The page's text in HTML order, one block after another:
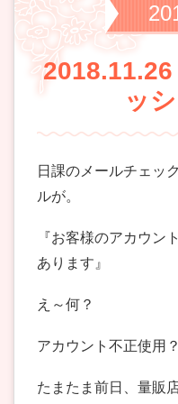
ッ
日課のメールチェッ
ルが。
『お客様のアカウン
あります』
え～何？
アカウント不正使用？
たまたま前日、量販